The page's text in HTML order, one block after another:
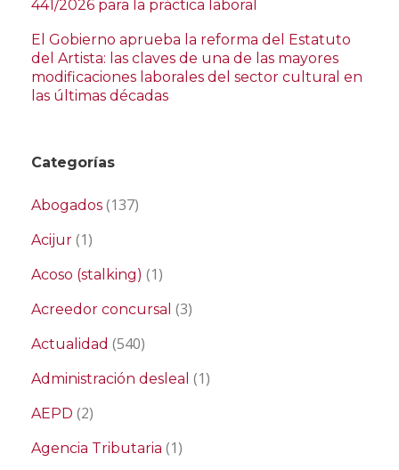
441/2026 para la práctica laboral
El Gobierno aprueba la reforma del Estatuto
del Artista: las claves de una de las mayores
modificaciones laborales del sector cultural en
las últimas décadas
Categorías
Abogados (137)
Acijur (1)
Acoso (stalking) (1)
Acreedor concursal (3)
Actualidad (540)
Administración desleal (1)
AEPD (2)
Agencia Tributaria (1)